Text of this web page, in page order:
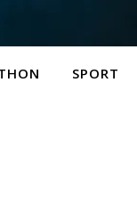
SPORT